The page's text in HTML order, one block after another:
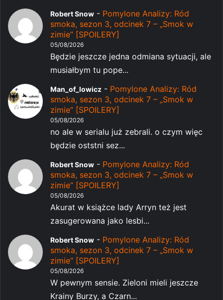
Robert Snow - Pomylone Analizy: Ród
smoka, sezon 3, odcinek 7 – „Smok w
zimie” [SPOILERY]
05/08/2026
Będzie jeszcze jedna odmiana sytuacji, ale
musiałbym tu pope...
Man_of_lowicz - Pomylone Analizy: Ród
smoka, sezon 3, odcinek 7 – „Smok w
zimie” [SPOILERY]
05/08/2026
no ale w serialu już zebrali. o czym więc
będzie oststni sez...
Robert Snow - Pomylone Analizy: Ród
smoka, sezon 3, odcinek 7 – „Smok w
zimie” [SPOILERY]
05/08/2026
Akurat w książce lady Arryn też jest
zasugerowana jako lesbi...
Robert Snow - Pomylone Analizy: Ród
smoka, sezon 3, odcinek 7 – „Smok w
zimie” [SPOILERY]
05/08/2026
W pewnym sensie. Zieloni mieli jeszcze
Krainy Burzy, a Czarn...